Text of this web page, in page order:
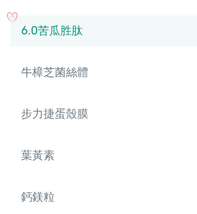
6.0苦瓜胜肽
牛樟芝菌絲體
步力捷蛋殼膜
葉黃素
鈣鎂粒